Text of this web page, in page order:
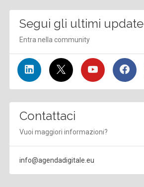
Segui gli ultimi update
Entra nella community
Contattaci
Vuoi maggiori informazioni?
info@agendadigitale.eu